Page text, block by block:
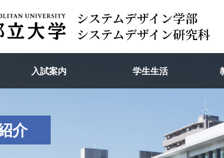
入試案内 学生生活
介